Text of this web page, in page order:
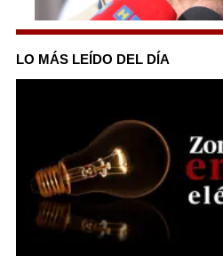
0
of
2
minutes,
LO MÁS LEÍDO DEL DÍA